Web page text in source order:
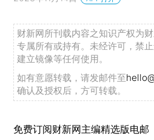
财新网所刊载内容之知识产权为
专属所有或持有。未经许可，禁
建立镜像等任何使用。
如有意愿转载，请发邮件至
确认及授权后，方可转载。
免费订阅财新网主编精选版电邮